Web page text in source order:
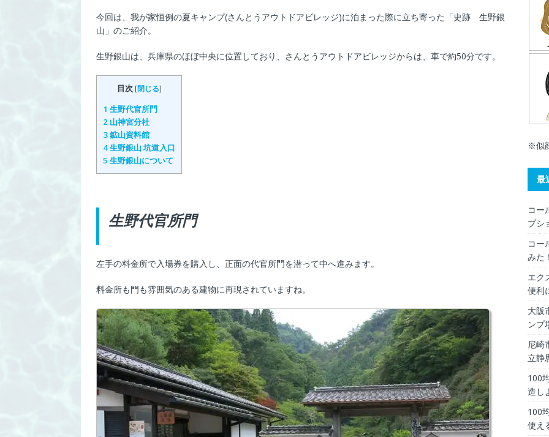
今回は、我が家恒例の夏キャンプ(さんとうアウトドアビレッジ)に泊まった際に立ち寄った「史跡 生野銀
山」のご紹介。
生野銀山は、兵庫県のほぼ中央に位置しており、さんとうアウトドアビレッジからは、車で約50分です。
目次 [閉じる]
1 生野代官所門
2 山神宮分社
3鉱山資料館
4生野銀山 坑道入口
5 生野銀山について
生野代官所門
左手の料金所で入場券を購入し、正面の代官所門を潜って中へ進みます。
料金所も門も雰囲気のある建物に再現されていますね。
※似
最
コー
プシ
コー
みた
エク
便利
大阪
ンプ
尼崎
立静
100
造し
100
使え